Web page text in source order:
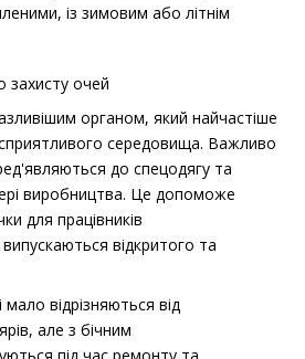
із зимовим або літнім
захисту очей
органом, який найчастіше
середовища. Важливо
до спецодягу та
виробництва. Це допоможе
для працівників
відкритого та
мало відрізняються від
але з бічним